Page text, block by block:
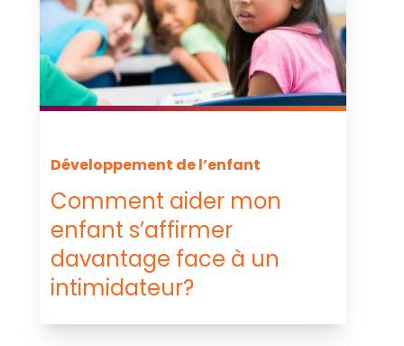
Développement de l’enfant
Comment aider mon
enfant s’affirmer
davantage face à un
intimidateur?